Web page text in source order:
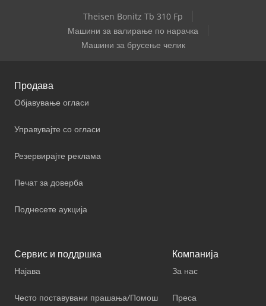
Theisen Bonitz Tb 310 Fp
Машини за валирање по нарачка
Машини за брусење челик
Продава
Објавување огласи
Управувајте со огласи
Резервирајте реклама
Печат за доверба
Поднесете аукција
Сервис и поддршка
Најава
Често поставувани прашања/Помош
Компанија
За нас
Преса